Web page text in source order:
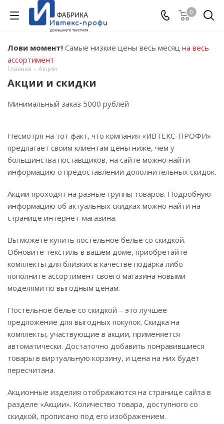
0
Лови момент! Самые низкие цены весь месяц на весь
ассортимент
Главная - Акции
Акции и скидки
Минимальный заказ 5000 рублей
Несмотря на тот факт, что компания «ИВТЕКС-ПРОФИ»
предлагает своим клиентам цены ниже, чем у
большинства поставщиков, на сайте можно найти
информацию о предоставлении дополнительных скидок.
Акции проходят на разные группы товаров. Подробную
информацию об актуальных скидках можно найти на
странице интернет-магазина.
Вы можете купить постельное белье со скидкой.
Обновите текстиль в вашем доме, приобретайте
комплекты для близких в качестве подарка либо
пополните ассортимент своего магазина новыми
моделями по выгодным ценам.
Постельное белье со скидкой – это лучшее
предложение для выгодных покупок. Скидка на
комплекты, участвующие в акции, применяется
автоматически. Достаточно добавить понравившиеся
товары в виртуальную корзину, и цена на них будет
пересчитана.
Акционные изделия отображаются на странице сайта в
разделе «Акции». Количество товара, доступного со
скидкой, прописано под его изображением.